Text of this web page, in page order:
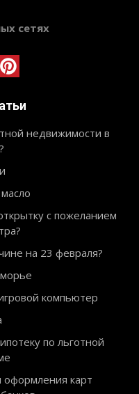
сетях
недвижимости в
с пожеланием
на 23 февраля?
компьютер
по льготной
оформления карт